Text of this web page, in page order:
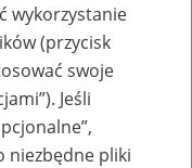
wykorzystanie
(przycisk
swoje
Jeśli
niezbędne pliki